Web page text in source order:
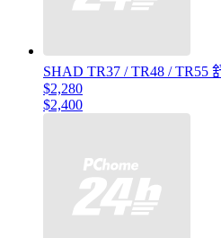
SHAD TR37 / TR48 / TR55
$2,280
$2,400